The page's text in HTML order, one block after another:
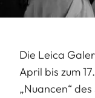
Die Leica
April bis zum
„Nuancen“